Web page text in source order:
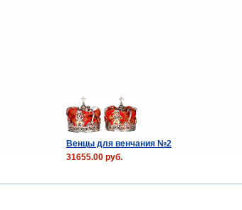
Венцы для венчания №2
31655.00 руб.